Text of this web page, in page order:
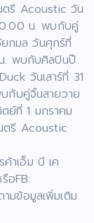
ตรี Acoustic วัน
น. พบกับคู่
กมล วันศุกร์ที่
. พบกับศิลปินป๊
วันเสาร์ที่ 31
กับคู่จิ้นสายวาย
ย์ที่ 1 มกราคม
ตรี Acoustic
าเอ็ม บี เค
อFB:
ข้อมูลเพิ่มเติม